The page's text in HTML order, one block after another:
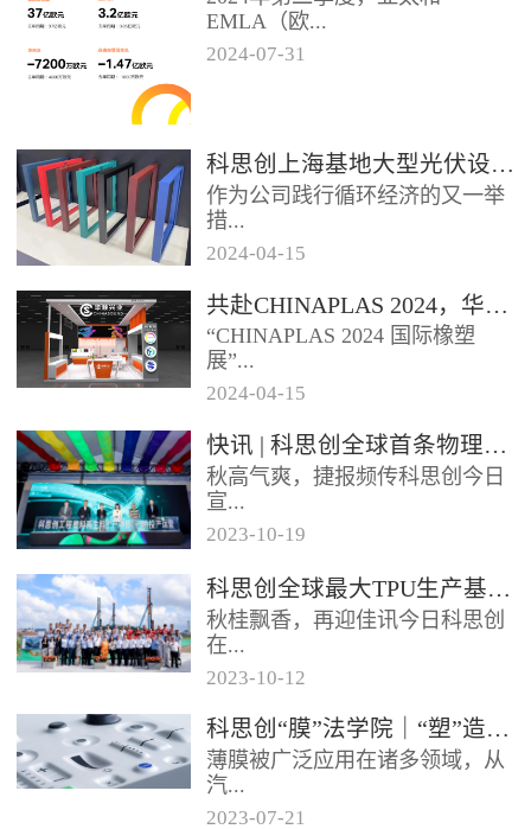
EMLA（欧...
2024-07-31
科思创上海基地大型光伏设施投运，聚氨酯创新赋能绿色能源
作为公司践行循环经济的又一举
措...
位于科思创上海一体化基地的大
型分布式光伏发电项目已于日前
正式启用实现全容量并网发电该
项目使...
2024-04-15
共赴CHINAPLAS 2024，华顺兴业邀您一同探索，共塑未来！
“CHINAPLAS 2024 国际橡塑
展”...
，作为亚洲首屈一指的塑料和橡
胶工业展览会，将于2024年4月
23 - 26日...
2024-04-15
快讯 | 科思创全球首条物理回收聚碳酸酯专用生产线在上海投产
秋高气爽，捷报频传科思创今日
宣...
布其全球首条物理回收（MCR）
聚碳酸酯专用生产线已在上海一
体化基地正式投产每年将生产超
过2...
2023-10-19
科思创全球最大TPU生产基地在珠海破土动工
秋桂飘香，再迎佳讯今日科思创
在...
广东珠海正式开工建设其全球最
大热塑性聚氨酯（TPU）生产基
地进一步扩大在华南的产业布局
抓住...
2023-10-12
科思创“膜”法学院｜“塑”造轻薄耐用的 IME 组件
薄膜被广泛应用在诸多领域，从
汽...
2023-07-21